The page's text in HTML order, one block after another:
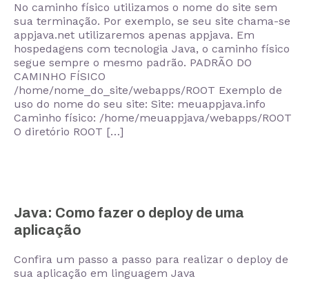
No caminho físico utilizamos o nome do site sem
sua terminação. Por exemplo, se seu site chama-se
appjava.net utilizaremos apenas appjava. Em
hospedagens com tecnologia Java, o caminho físico
segue sempre o mesmo padrão. PADRÃO DO
CAMINHO FÍSICO
/home/nome_do_site/webapps/ROOT Exemplo de
uso do nome do seu site: Site: meuappjava.info
Caminho físico: /home/meuappjava/webapps/ROOT
O diretório ROOT […]
Java: Como fazer o deploy de uma
aplicação
Confira um passo a passo para realizar o deploy de
sua aplicação em linguagem Java